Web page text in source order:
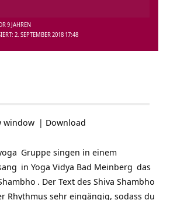
2. SEPTEMBER 2018 17:48
9 JAHREN
window | Download
Gruppe singen in einem
in Yoga Vidya Bad Meinberg das
. Der Text des Shiva Shambho
Rhythmus sehr eingängig, sodass du